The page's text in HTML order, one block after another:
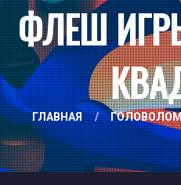
ФЛЕШ
ГЛАВНАЯ /